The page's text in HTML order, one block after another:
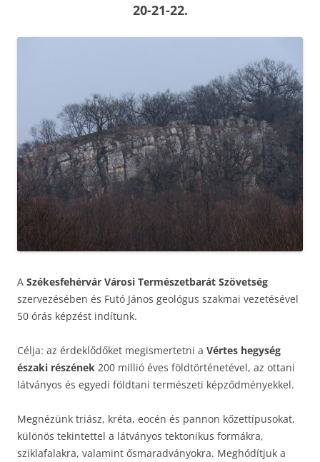
20-21-22.
A Székesfehérvár Városi Természetbarát Szövetség
szervezésében és Futó János geológus szakmai vezetésével
50 órás képzést indítunk.
Célja: az érdeklődőket megismertetni a Vértes hegység
északi részének 200 millió éves földtörténetével, az ottani
látványos és egyedi földtani természeti képződményekkel.
Megnézünk triász, kréta, eocén és pannon kőzettípusokat,
különös tekintettel a látványos tektonikus formákra,
sziklafalakra, valamint ősmaradványokra. Meghódítjuk a